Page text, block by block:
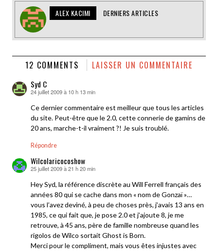
ALEX KACIMI DERNIERS ARTICLES
12 COMMENTS LAISSER UN COMMENTAIRE
Syd C
dit :
24 juillet 2009 à 10 h 13 min
Ce dernier commentaire est meilleur que tous les articles
du site. Peut-être que le 2.0, cette connerie de gamins de
20 ans, marche-t-il vraiment ?! Je suis troublé.
Répondre
Wilcolaricocoshow
dit :
25 juillet 2009 à 21 h 20 min
Hey Syd, la référence discrète au Will Ferrell français des
années 80 qui se cache dans mon « nom de Gonzaï »…
vous l’avez deviné, à peu de choses près, j’avais 13 ans en
1985, ce qui fait que, je pose 2.0 et j’ajoute 8, je me
retrouve, à 45 ans, père de famille nombreuse quand les
rigolos de Wilco sortait Ghost is Born.
Merci pour le compliment, mais vous êtes injustes avec